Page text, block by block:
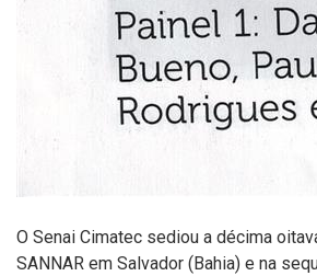
O Senai Cimatec sediou a décima
SANNAR em Salvador (Bahia) e na